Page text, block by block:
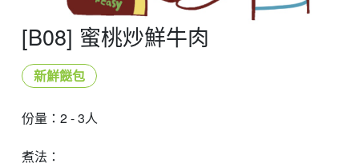
[B08] 蜜桃炒鮮牛肉
新鮮餸包
份量：2 - 3人
煮法：